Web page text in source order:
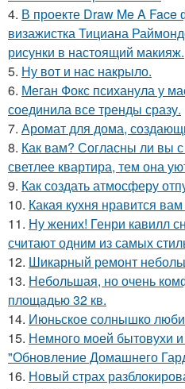
4. В проекте Draw Me A Face
визажистка Тициана
рисунки в настоящий макияж.
5. Ну вот и нас накрыло.
6. Меган Фокс психанула у
соединила все тренды сразу.
7. Аромат для дома,
8. Как вам? Согласны ли вы
светлее квартира, тем она
9. Как создать атмосферу
10. Какая кухня нравится
11. Ну жених! Генри кавилл
считают одним из самых
12. Шикарный ремонт
13. Небольшая, но очень
площадью 32 кв.
14. Июньское солнышко
15. Немного моей бытовухи
"Обновление Домашнего
16. Новый страх